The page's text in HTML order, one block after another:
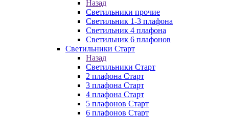
Назад
Светильники прочие
Светильник 1-3 плафона
Светильник 4 плафона
Светильник 6 плафонов
Светильники Старт
Назад
Светильники Старт
2 плафона Старт
3 плафона Старт
4 плафона Старт
5 плафонов Старт
6 плафонов Старт